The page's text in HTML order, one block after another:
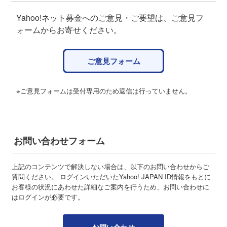
Yahoo!ネット募金へのご意見・ご要望は、ご意見フ
ォームからお寄せください。
ご意見フォーム
※ご意見フォームは受付専用のため返信は行っていません。
お問い合わせフォーム
上記のコンテンツで解決しない場合は、以下のお問い合わせからご
質問ください。 ログインいただいたYahoo! JAPAN ID情報をもとに
お客様の状況にあわせた詳細なご案内を行うため、お問い合わせに
はログインが必要です。